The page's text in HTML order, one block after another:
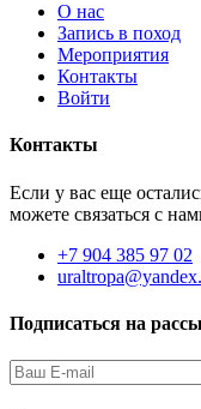
О нас
Запись в поход
Мероприятия
Контакты
Войти
Контакты
Если у вас еще
можете связаться с
+7 904 385 97 02
Подписаться на